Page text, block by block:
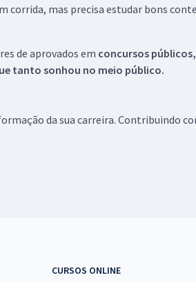
mas precisa estudar bons
de aprovados em concursos
tanto sonhou no meio público.
da sua carreira. Contribuindo
CURSOS ONLINE